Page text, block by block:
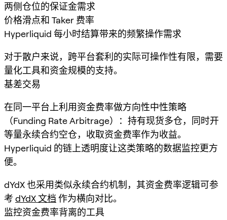
两侧仓位的保证金需求
价格滑点和 Taker 费率
Hyperliquid 每小时结算带来的频繁操作需求
对于散户来说，跨平台套利的实际可操作性有限，需要
量化工具和资金规模的支持。
基差交易
在同一平台上利用资金费率做方向性中性策略
（Funding Rate Arbitrage）：持有现货多仓，同时开
等量永续合约空仓，收取资金费率作为收益。
Hyperliquid 的链上透明度让这类策略的数据监控更方
便。
dYdX 也采用类似永续合约机制，其资金费率逻辑可参
考 dYdX 文档 作为横向对比。
监控资金费率背离的工具